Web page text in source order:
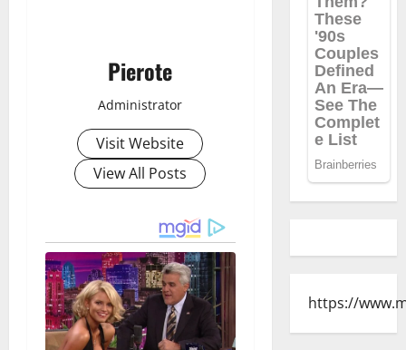
Pierote
Administrator
Visit Website
View All Posts
https://